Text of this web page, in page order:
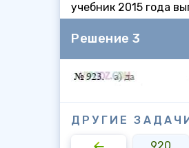
учебник 2015 года
Решение 3
ДРУГИЕ